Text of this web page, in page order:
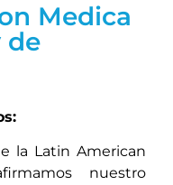
Medica
de
la Latin American
nuestro